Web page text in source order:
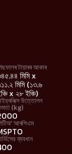
টায়াৰৰ আকাৰ
মিমি x
মিমি (১৩.৬
x ২৮ ইঞ্চি)
উত্তোলন
(kg)
আৰপিএম
ব্যবধান